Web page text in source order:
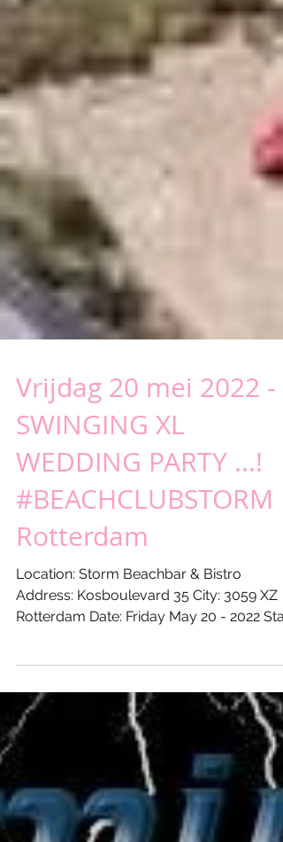
Vrijdag 20 mei 2022 -
SWINGING XL
WEDDING PARTY ...!
Rotterdam
Location: Storm Beachbar & Bistro
Address: Kosboulevard 35 City: 3059 XZ
Rotterdam Date: Friday May 20 - 2022